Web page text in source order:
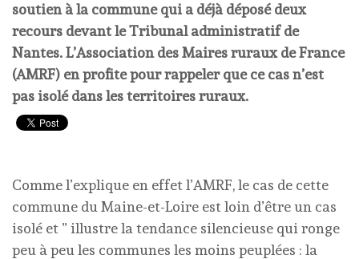
soutien à la commune qui a déjà déposé deux
recours devant le Tribunal administratif de
Nantes. L’Association des Maires ruraux de France
(AMRF) en profite pour rappeler que ce cas n’est
pas isolé dans les territoires ruraux.
Comme l’explique en effet l’AMRF, le cas de cette
commune du Maine-et-Loire est loin d’être un cas
isolé et ” illustre la tendance silencieuse qui ronge
peu à peu les communes les moins peuplées : la